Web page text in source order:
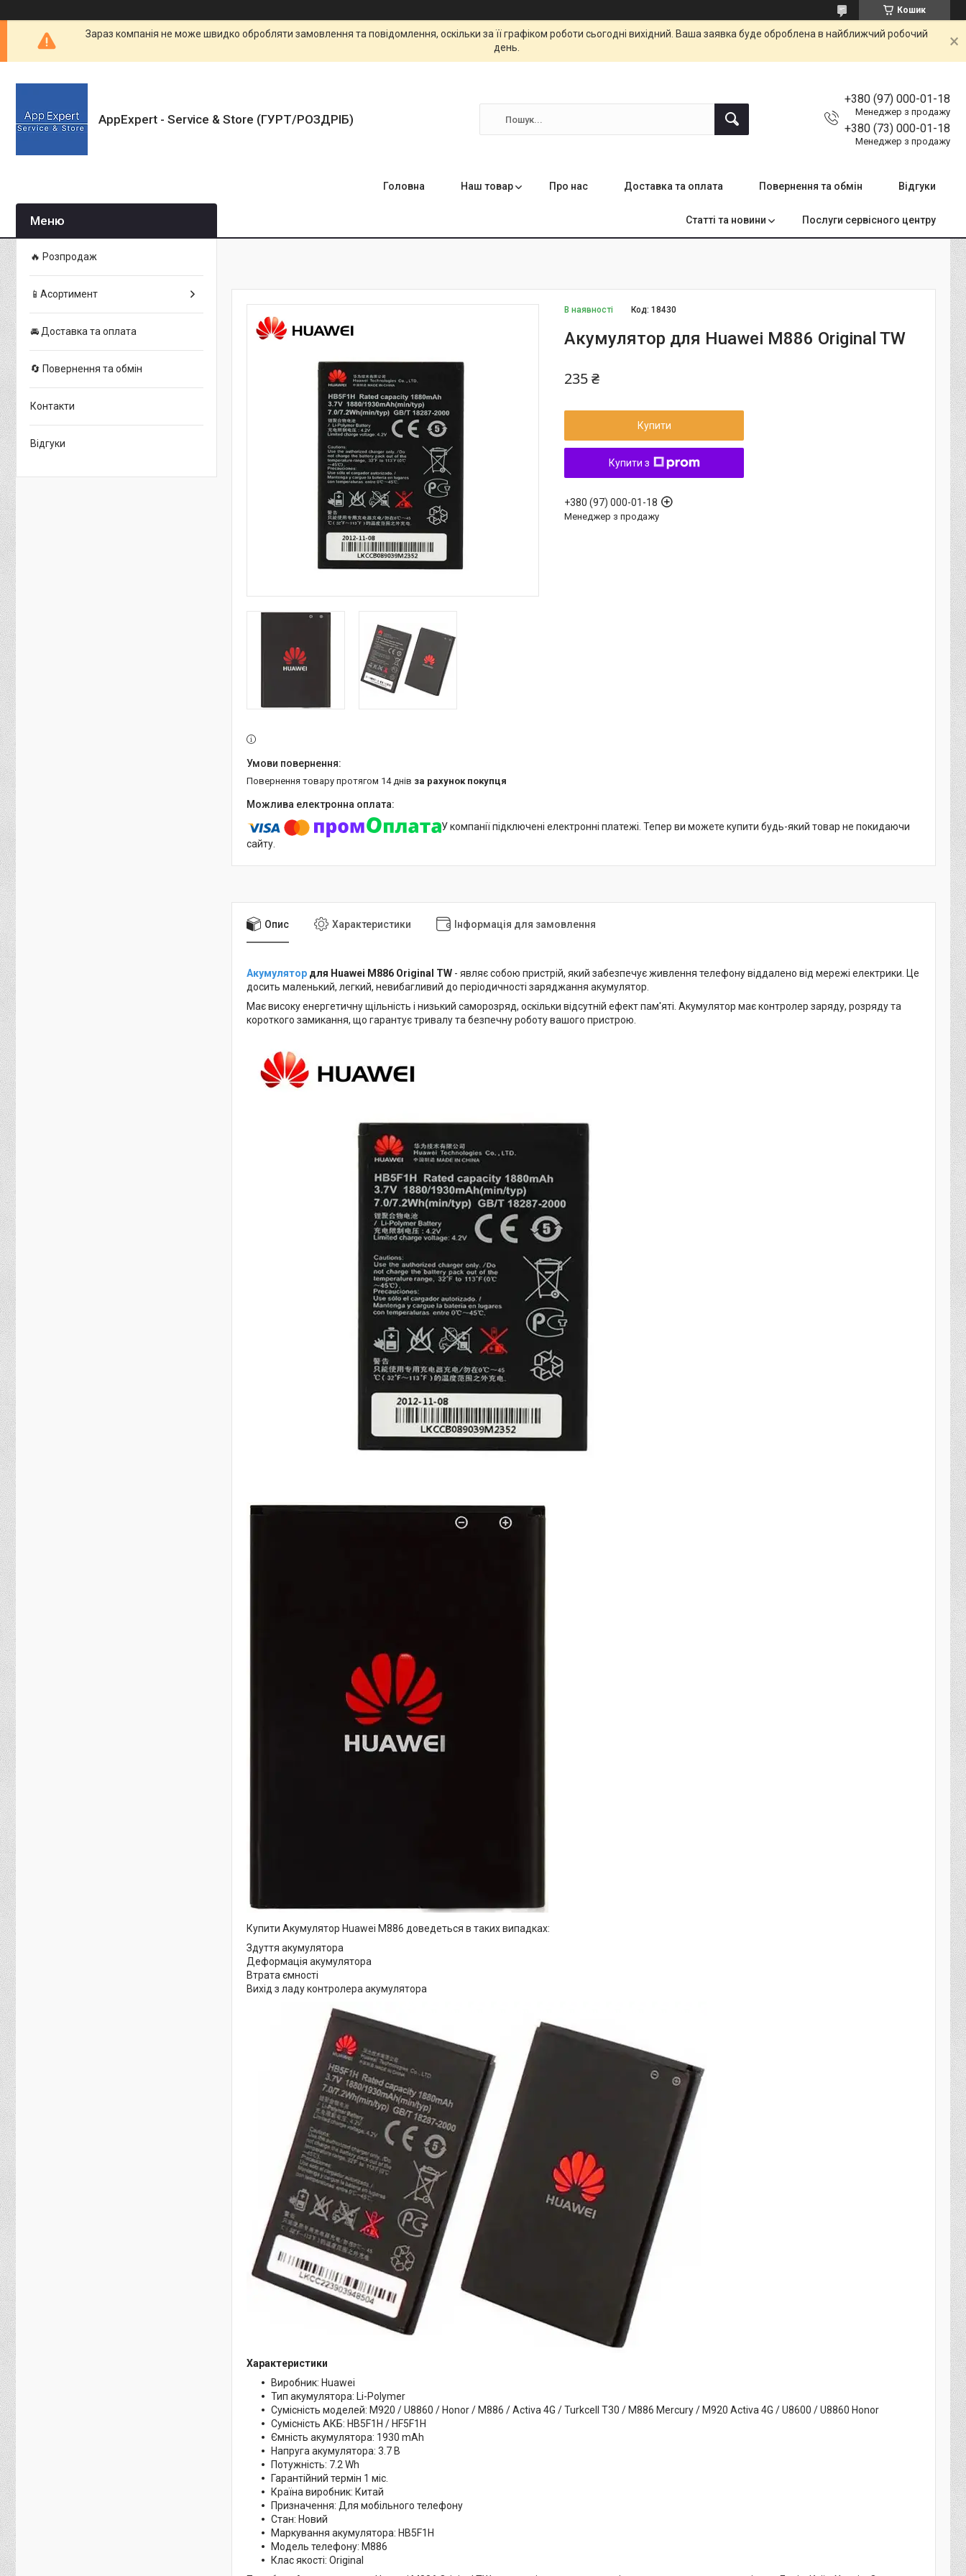
Кошик
Зараз компанія не може швидко обробляти замовлення та повідомлення, оскільки за її графіком роботи сьогодні вихідний. Ваша заявка буде оброблена в найближчий робочий
день.
AppExpert - Service & Store (ГУРТ/РОЗДРІБ)
+380 (97) 000-01-18
Менеджер з продажу
+380 (73) 000-01-18
Менеджер з продажу
Головна Наш товар Про нас Доставка та оплата Повернення та обмін Відгуки
Статті та новини Послуги сервісного центру
В наявності Код:18430
Акумулятор для Huawei M886 Original TW
235 ₴
Купити
Купити з
+380 (97) 000-01-18
Менеджер з продажу
повернення товару протягом 14 днів за рахунок покупця
У компанії підключені електронні платежі. Тепер ви можете купити будь-який товар не покидаючи
сайту.
Опис Характеристики Інформація для замовлення
Акумулятор для Huawei M886 Original TW - являє собою пристрій, який забезпечує живлення телефону віддалено від мережі електрики. Це
досить маленький, легкий, невибагливий до періодичності заряджання акумулятор.
Має високу енергетичну щільність і низький саморозряд, оскільки відсутній ефект пам'яті. Акумулятор має контролер заряду, розряду та
короткого замикання, що гарантує тривалу та безпечну роботу вашого пристрою.
Купити Акумулятор Huawei M886 доведеться в таких випадках:
Здуття акумулятора
Деформація акумулятора
Втрата ємності
Вихід з ладу контролера акумулятора
Характеристики
Виробник: Huawei
Тип акумулятора: Li-Polymer
Сумісність моделей: M920 / U8860 / Honor / M886 / Activa 4G / Turkcell T30 / M886 Mercury / M920 Activa 4G / U8600 / U8860 Honor
Сумісність АКБ: HB5F1H / HF5F1H
Ємність акумулятора: 1930 mAh
Напруга акумулятора: 3.7 В
Потужність: 7.2 Wh
Гарантійний термін 1 міс.
Країна виробник: Китай
Призначення: Для мобільного телефону
Стан: Новий
Маркування акумулятора: HB5F1H
Модель телефону: M886
Клас якості: Original
🔥 Розпродаж
📱Асортимент
🚘 Доставка та оплата
🔄 Повернення та обмін
Контакти
Відгуки